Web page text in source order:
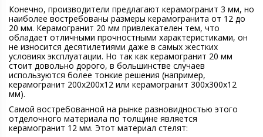
Конечно, производители предлагают керамогранит 3 мм, но
наиболее востребованы размеры керамогранита от 12 до
20 мм. Керамогранит 20 мм привлекателен тем, что
обладает отличными прочностными характеристиками, он
не износится десятилетиями даже в самых жестких
условиях эксплуатации. Но так как керамогранит 20 мм
стоит довольно дорого, в большинстве случаев
используются более тонкие решения (например,
керамогранит 200х200х12 или керамогранит 300х300х12
мм).
Самой востребованной на рынке разновидностью этого
отделочного материала по толщине является
керамогранит 12 мм. Этот материал стелят: